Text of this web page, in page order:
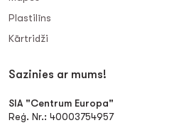
Plastilīns
Kārtridži
Sazinies ar mums!
SIA "Centrum Europa"
Reģ. Nr.: 40003754957